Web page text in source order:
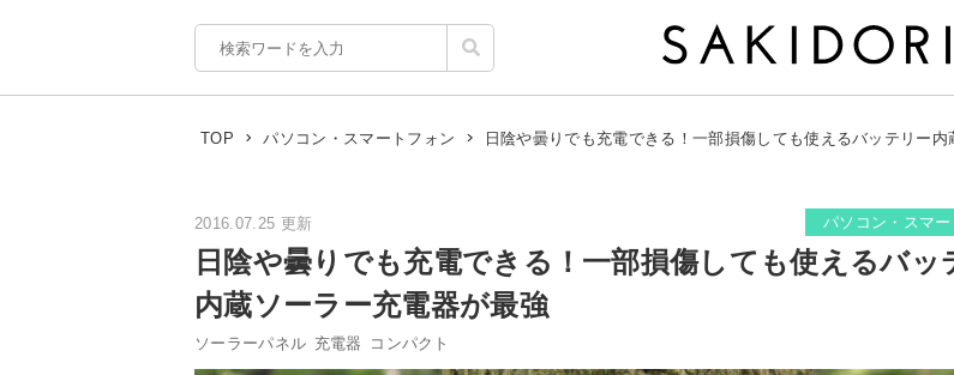
TOP パソコン・スマートフォン 日陰や曇りでも充電できる！一部損傷しても使えるバッテリー
2016.07.25 更新 パソコン・スマ
日陰や曇りでも充電できる！一部損傷しても使えるバッ
内蔵ソーラー充電器が最強
ソーラーパネル 充電器 コンパクト